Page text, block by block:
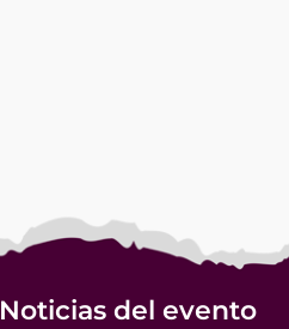
Noticias del evento